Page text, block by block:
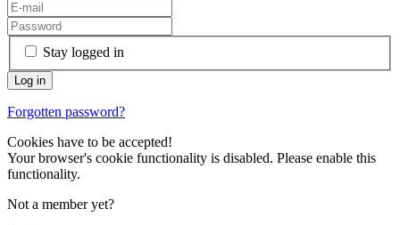
Stay logged in
Forgotten password?
Cookies have to be accepted!
Your browser's cookie functionality is disabled. Please enable this
functionality.
Not a member yet?